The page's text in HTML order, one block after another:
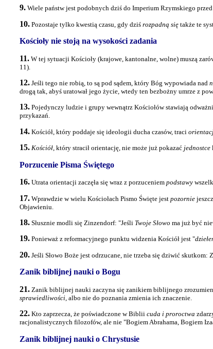
9.Wiele państw jest podobnych dziś do Imperium Rzymskiego
10.Pozostaje tylko kwestią czasu, gdy dziś rozpadną siętakże te
Kościoły nie stoją na wysokości zadania
11.W tej sytuacji Kościoły (krajowe, kantonalne, wolne) muszą
11).
12.Jeśli tego nie robią, to są pod sądem, który Bóg wypowiada nad
drogą tak, abyś uratował jego życie, wtedy ten bezbożny umrze z
13.Pojedynczy ludzie i grupy wewnątrz Kościołów stawiają
przykazań.
14.Kościół, który poddaje się ideologii ducha czasów, traci
15. Kościół, który stracił orientację, nie może już pokazać jednostce
Porzucenie Pisma Świętego
16.Utrata orientacji zaczęła się wraz z porzuceniem podstawy
17.Wprawdzie w wielu Kościołach Pismo Święte jest pozornie
Objawieniu.
18.Słusznie modli się Zinzendorf: "Jeśli Twoje Słowo ma już być
19.Ponieważ z reformacyjnego punktu widzenia Kościół jest "
20.Jeśli Słowo Boże jest odrzucane, nie trzeba się dziwić skutkom:
Zanik biblijnej nauki o Bogu
21.Zanik biblijnej nauki zaczyna się zanikiem biblijnego
sprawiedliwości, albo nie do poznania zmienia ich znaczenie.
22.Kto zaprzecza, że poświadczone w Biblii cuda i proroctwa
racjonalistycznych filozofów, ale nie "Bogiem Abrahama, Bogiem
Zanik biblijnej nauki o Chrystusie